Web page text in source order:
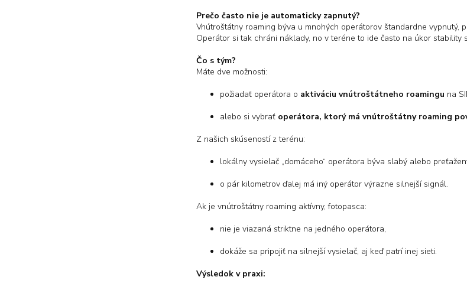
Prečo často nie je automaticky zapnutý?
Vnútroštátny roaming býva u mnohých operátorov štandardne vypnutý,
Operátor si tak chráni náklady, no v teréne to ide často na úkor
Čo s tým?
Máte dve možnosti:
požiadať operátora o aktiváciu vnútroštátneho roamingu na
alebo si vybrať operátora, ktorý má vnútroštátny roaming
Z našich skúseností z terénu:
lokálny vysielač „domáceho“ operátora býva slabý alebo
o pár kilometrov ďalej má iný operátor výrazne silnejší signál.
Ak je vnútroštátny roaming aktívny, fotopasca:
nie je viazaná striktne na jedného operátora,
dokáže sa pripojiť na silnejší vysielač, aj keď patrí inej sieti.
Výsledok v praxi: